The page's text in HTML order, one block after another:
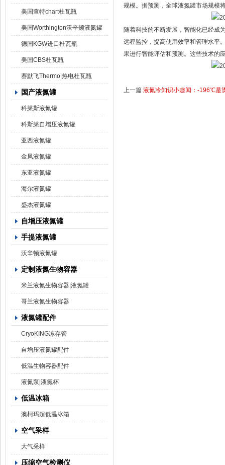
美国查特chart杜瓦瓶
美国Worthington沃辛顿液氮罐
德国KGW进口杜瓦瓶
美国CBS杜瓦瓶
赛默飞Thermo|热电杜瓦瓶
国产液氮罐
科莱斯液氮罐
科斯莱自增压液氮罐
亚西液氮罐
金凤液氮罐
东亚液氮罐
海尔液氮罐
盛杰液氮罐
自增压液氮罐
手提液氮罐
沃辛顿液氮罐
定制液氮生物容器
米兰液氮生物容器|液氮罐
哥兰液氮生物容器
液氮罐配件
CryoKING冻存管
自增压液氮罐配件
低温生物容器配件
液氮泵|液氮杯
低温冰箱
澳柯玛超低温冰箱
空气采样
大气采样
压缩空气检测仪
规模。据预测，全球液氮罐市场规模
随着科技的不断发展，智能化已经成
远程监控，提高使用效率和管理水平
果进行智能评估和预测。这些技术的
上一篇 液氮冷知识小趣闻：-196℃是